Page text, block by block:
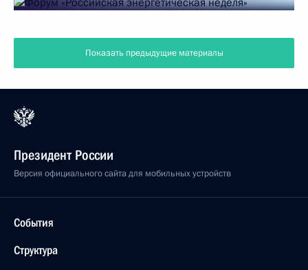
Показать предыдущие материалы
Президент России
Версия официального сайта для мобильных устройств
События
Структура